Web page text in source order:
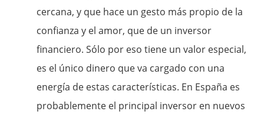
cercana, y que hace un gesto más propio de la
confianza y el amor, que de un inversor
financiero. Sólo por eso tiene un valor especial,
es el único dinero que va cargado con una
energía de estas características. En España es
probablemente el principal inversor en nuevos